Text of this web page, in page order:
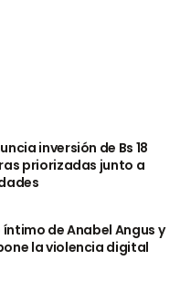
inversión de Bs 18
priorizadas junto a
de Anabel Angus y
la violencia digital